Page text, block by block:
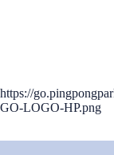
https://
GO-LOGO-HP.png